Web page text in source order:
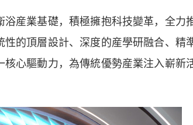
産業基礎，積極擁抱科技變革，全力
的頂層設計、深度的産學研融合、精
心驅動力，為傳統優勢産業注入嶄新